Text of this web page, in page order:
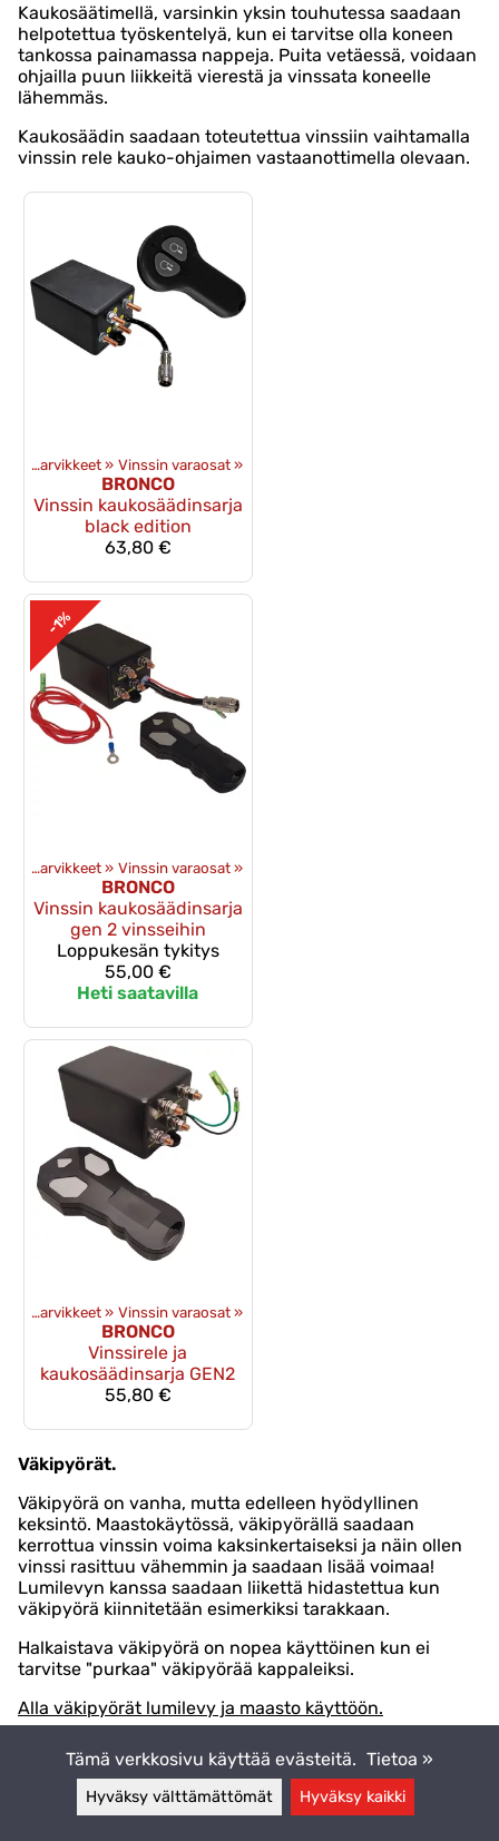
Kaukosäätimellä, varsinkin yksin touhutessa saadaan
helpotettua työskentelyä, kun ei tarvitse olla koneen
tankossa painamassa nappeja. Puita vetäessä, voidaan
ohjailla puun liikkeitä vierestä ja vinssata koneelle
lähemmäs.
Kaukosäädin saadaan toteutettua vinssiin vaihtamalla
vinssin rele kauko-ohjaimen vastaanottimella olevaan.
Vinssit ja -tarvikkeet ‪» Vinssin varaosat ‪»
BRONCO
Vinssin kaukosäädinsarja
black edition
63,80 €
-1%
Vinssit ja -tarvikkeet ‪» Vinssin varaosat ‪»
BRONCO
Vinssin kaukosäädinsarja
gen 2 vinsseihin
Loppukesän tykitys
55,00 €
Heti saatavilla
Vinssit ja -tarvikkeet ‪» Vinssin varaosat ‪»
BRONCO
Vinssirele ja
kaukosäädinsarja GEN2
55,80 €
Väkipyörät.
Väkipyörä on vanha, mutta edelleen hyödyllinen
keksintö. Maastokäytössä, väkipyörällä saadaan
kerrottua vinssin voima kaksinkertaiseksi ja näin ollen
vinssi rasittuu vähemmin ja saadaan lisää voimaa!
Lumilevyn kanssa saadaan liikettä hidastettua kun
väkipyörä kiinnitetään esimerkiksi tarakkaan.
Halkaistava väkipyörä on nopea käyttöinen kun ei
tarvitse "purkaa" väkipyörää kappaleiksi.
Alla väkipyörät lumilevy ja maasto käyttöön.
Tämä verkkosivu käyttää evästeitä. Tietoa »
Hyväksy välttämättömät Hyväksy kaikki